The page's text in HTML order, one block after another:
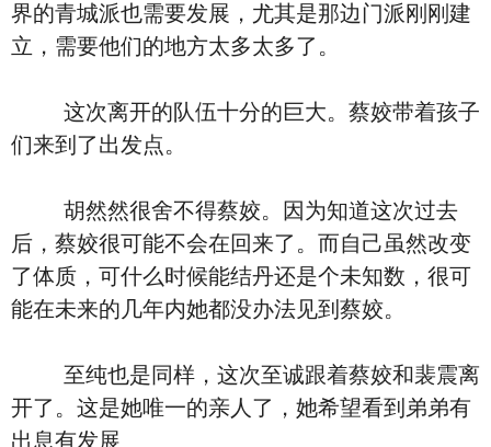
界的青城派也需要发展，尤其是那边门派刚刚建
立，需要他们的地方太多太多了。
这次离开的队伍十分的巨大。蔡姣带着孩子
们来到了出发点。
胡然然很舍不得蔡姣。因为知道这次过去
后，蔡姣很可能不会在回来了。而自己虽然改变
了体质，可什么时候能结丹还是个未知数，很可
能在未来的几年内她都没办法见到蔡姣。
至纯也是同样，这次至诚跟着蔡姣和裴震离
开了。这是她唯一的亲人了，她希望看到弟弟有
出息有发展